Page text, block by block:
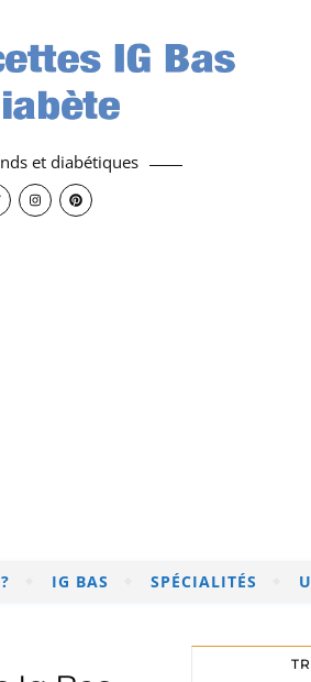
et diabétiques
IG BAS SPÉCIALITÉS